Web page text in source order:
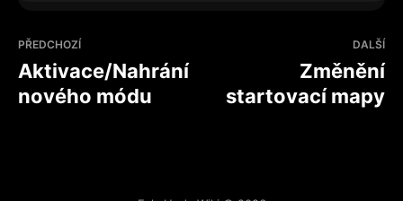
PŘEDCHOZÍ
Aktivace/Nahrání
nového módu
DALŠÍ
Změnění
startovací mapy